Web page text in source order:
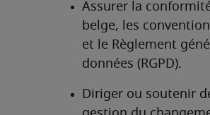
Assurer la
belge, les
et le Règlement
données (RGPD).
Diriger ou soutenir